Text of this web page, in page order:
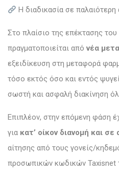
Η διαδικασία σε
Στο πλαίσιο της επέκτασης
πραγματοποιείται από νέα
εξειδίκευση στη μεταφορά
τόσο εκτός όσο και εντός
σωστή και ασφαλή διακίνηση
Επιπλέον, στην επόμενη φάση
για κατ’ οίκον διανομή και
αίτησης από τους γονείς/
προσωπικών κωδικών Taxisnet